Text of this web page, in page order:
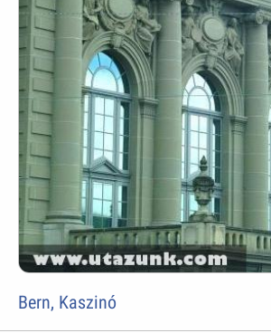
Bern, Kaszinó